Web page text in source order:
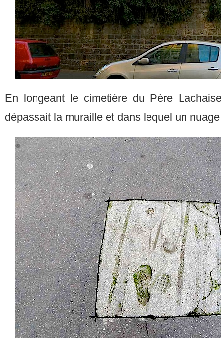
En longeant le cimetière du Père
dépassait la muraille et dans lequel un